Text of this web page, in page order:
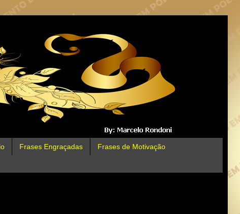
Frases Engraçadas Frases de Motivação